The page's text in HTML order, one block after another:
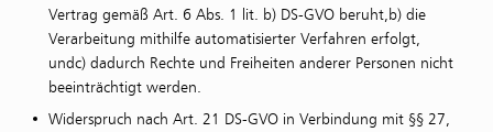
Vertrag gemäß Art. 6 Abs. 1 lit. b) DS-GVO beruht,b) die
Verarbeitung mithilfe automatisierter Verfahren erfolgt,
undc) dadurch Rechte und Freiheiten anderer Personen nicht
beeinträchtigt werden.
Widerspruch nach Art. 21 DS-GVO in Verbindung mit §§ 27,